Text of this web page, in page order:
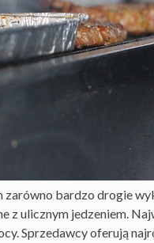
bardzo drogie
z ulicznym jedzeniem.
Sprzedawcy oferują